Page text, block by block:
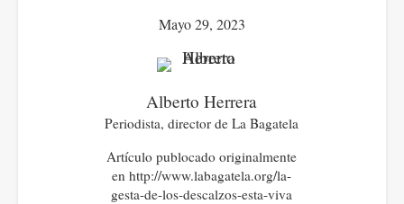
Mayo 29, 2023
Alberto Herrera
Periodista, director de La Bagatela
Artículo publocado originalmente
en http://www.labagatela.org/la-
gesta-de-los-descalzos-esta-viva